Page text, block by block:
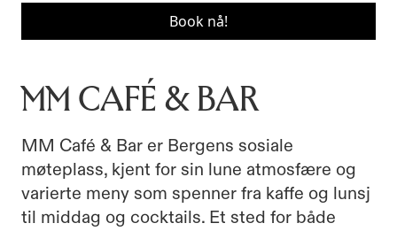
Book nå!
MM CAFÉ & BAR
MM Café & Bar er Bergens sosiale
møteplass, kjent for sin lune atmosfære og
varierte meny som spenner fra kaffe og lunsj
til middag og cocktails. Et sted for både